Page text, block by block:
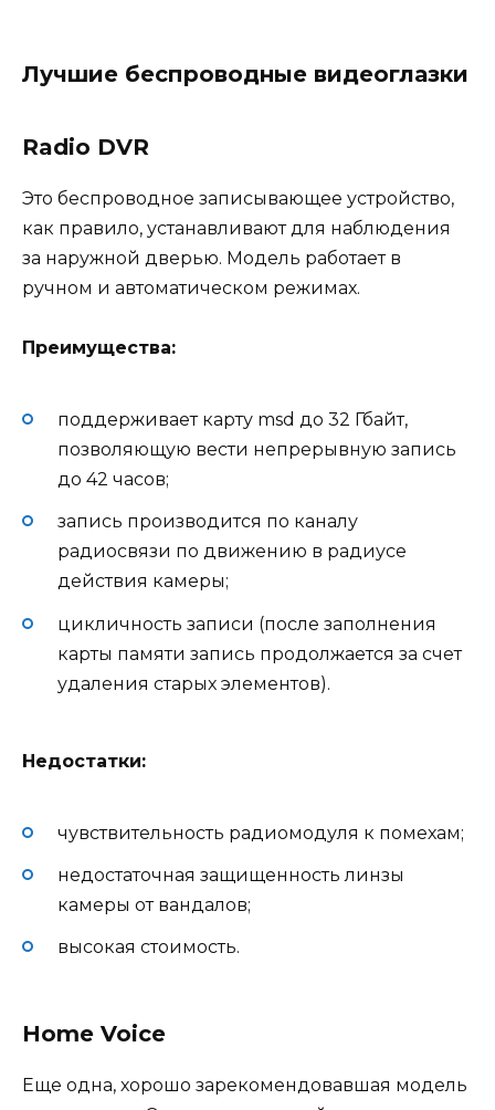
Лучшие беспроводные видеоглазки
Radio DVR
Это беспроводное записывающее устройство,
как правило, устанавливают для наблюдения
за наружной дверью. Модель работает в
ручном и автоматическом режимах.
Преимущества:
поддерживает карту msd до 32 Гбайт,
позволяющую вести непрерывную запись
до 42 часов;
запись производится по каналу
радиосвязи по движению в радиусе
действия камеры;
цикличность записи (после заполнения
карты памяти запись продолжается за счет
удаления старых элементов).
Недостатки:
чувствительность радиомодуля к помехам;
недостаточная защищенность линзы
камеры от вандалов;
высокая стоимость.
Home Voice
Еще одна, хорошо зарекомендовавшая модель